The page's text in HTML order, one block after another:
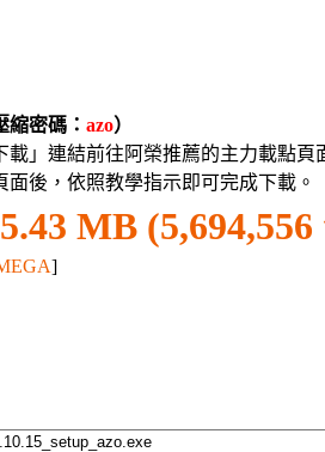
密碼： azo）
載」連結前往阿榮推薦的主力載點頁
後，依照教學指示即可完成下載。
5.43 MB
]